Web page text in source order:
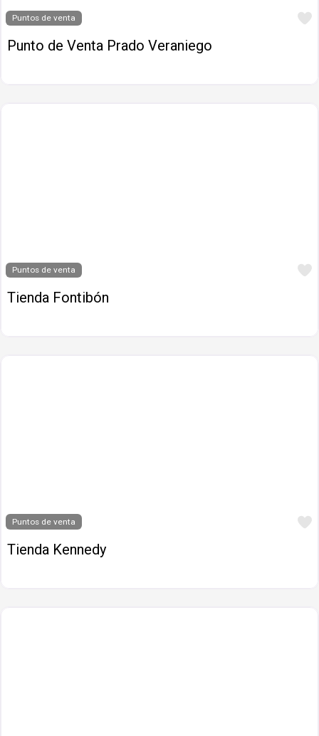
Puntos de venta
Punto de Venta Prado Veraniego
Puntos de venta
Tienda Fontibón
Puntos de venta
Tienda Kennedy